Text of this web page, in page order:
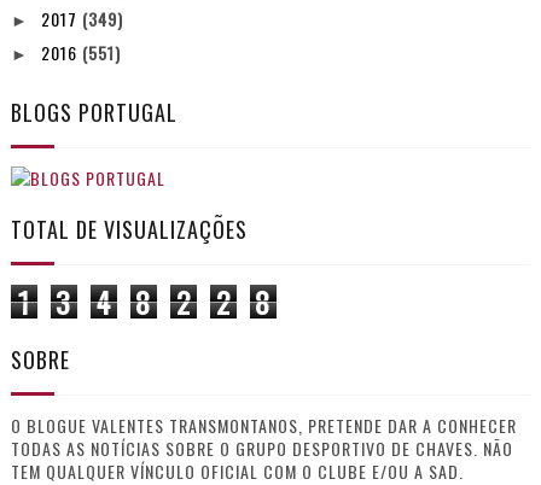
► 2017 (349)
► 2016 (551)
BLOGS PORTUGAL
TOTAL DE VISUALIZAÇÕES
1 3 4 8 2 2 8
SOBRE
O BLOGUE VALENTES TRANSMONTANOS, PRETENDE DAR A CONHECER
TODAS AS NOTÍCIAS SOBRE O GRUPO DESPORTIVO DE CHAVES. NÃO
TEM QUALQUER VÍNCULO OFICIAL COM O CLUBE E/OU A SAD.